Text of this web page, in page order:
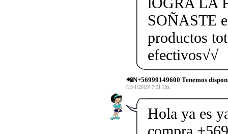
SOÑASTE
productos
efectivos√√
📲N+56999149600 Tenemos
[15/1/2019] 7:51 Hrs.
Hola ya es
compra